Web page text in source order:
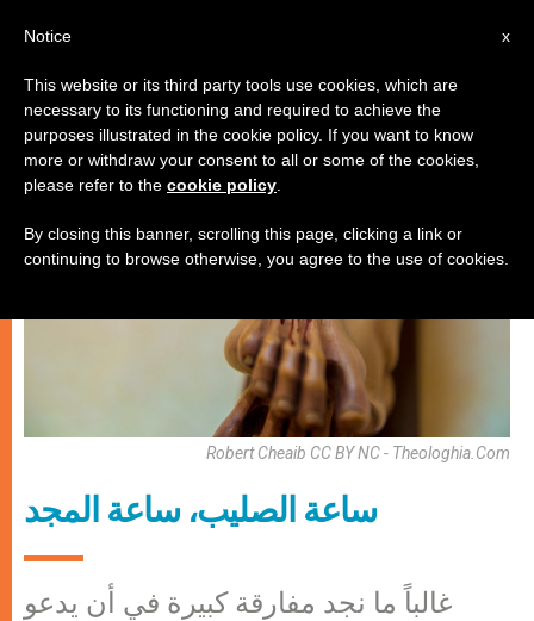
روحانيّة
Robert Cheaib CC BY NC - Theologhia.com
ساعة الصليب، ساعة المجد
غالباً ما نجد مفارقة كبيرة في أن يدعو
x
Notice
This website or its third party tools use cookies, which are
necessary to its functioning and required to achieve the
purposes illustrated in the cookie policy. If you want to know
more or withdraw your consent to all or some of the cookies,
please refer to the cookie policy
By closing this banner, scrolling this page, clicking a link or
continuing to browse otherwise, you agree to the use of cookies.